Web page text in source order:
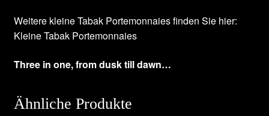
Weitere kleine Tabak Portemonnaies finden Sie hier:
Kleine Tabak Portemonnaies
Three in one, from dusk till dawn…
Ähnliche Produkte